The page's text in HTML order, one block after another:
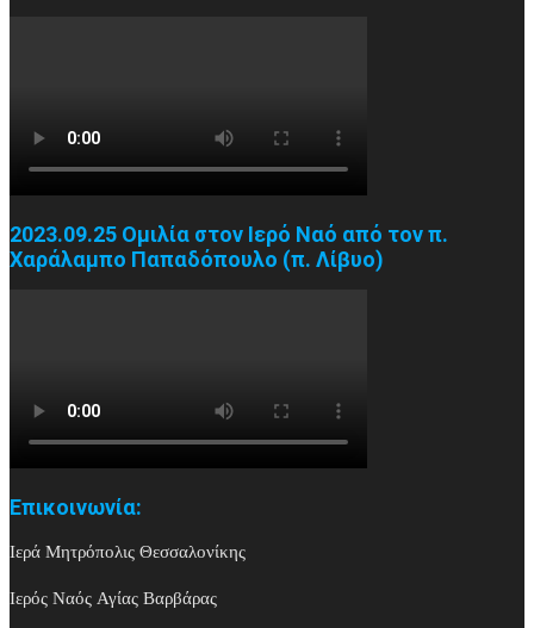
2023.09.25 Ομιλία στον Ιερό Ναό από τον π.
Χαράλαμπο Παπαδόπουλο (π. Λίβυο)
Επικοινωνία:
Ιερά Μητρόπολις Θεσσαλονίκης
Ιερός Ναός Αγίας Βαρβάρας